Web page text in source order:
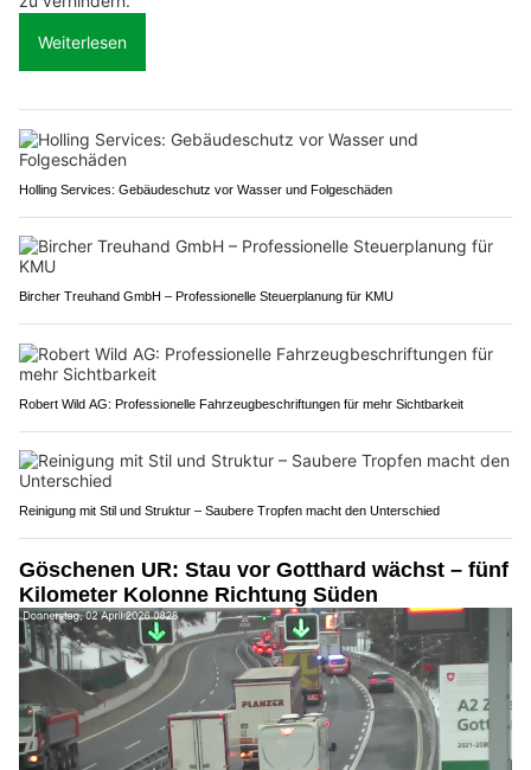
Weiterlesen
Holling Services: Gebäudeschutz vor Wasser und Folgeschäden
Bircher Treuhand GmbH – Professionelle Steuerplanung für KMU
Robert Wild AG: Professionelle Fahrzeugbeschriftungen für mehr Sichtbarkeit
Reinigung mit Stil und Struktur – Saubere Tropfen macht den Unterschied
Göschenen UR: Stau vor Gotthard wächst – fünf
Kilometer Kolonne Richtung Süden